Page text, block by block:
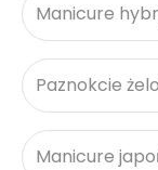
Manicure
Paznokcie
Manicure